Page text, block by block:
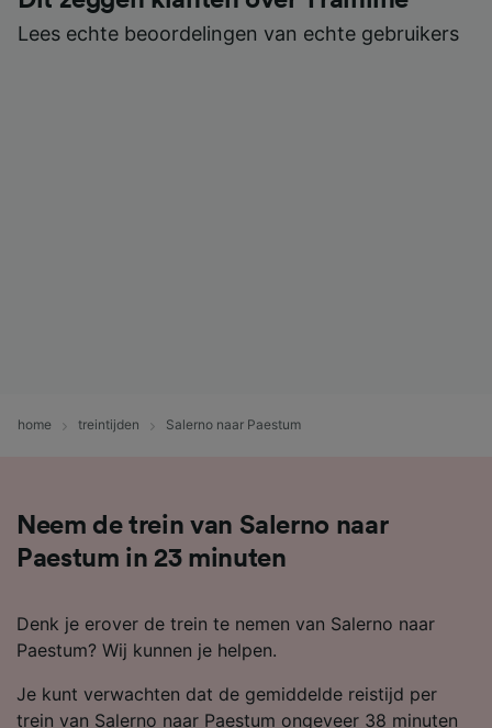
Lees echte beoordelingen van echte gebruikers
home treintijden Salerno naar Paestum
Neem de trein van Salerno naar
Paestum in 23 minuten
Denk je erover de trein te nemen van Salerno naar
Paestum? Wij kunnen je helpen.
Je kunt verwachten dat de gemiddelde reistijd per
trein van Salerno naar Paestum ongeveer 38 minuten